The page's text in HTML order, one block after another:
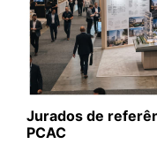
Jurados de
PCAC